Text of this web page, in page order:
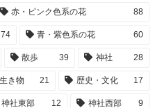
赤・ピンク色系の花 88
74 青・紫色系の花 60
散歩 39 神社 28
き物 21 歴史・文化 17
神社東部 12 神社西部 9